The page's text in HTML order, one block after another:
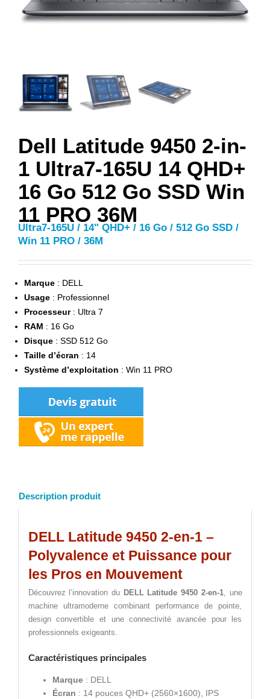
Dell Latitude 9450 2-in-
1 Ultra7-165U 14 QHD+
16 Go 512 Go SSD Win
11 PRO 36M
Ultra7-165U / 14" QHD+ / 16 Go / 512 Go SSD /
Win 11 PRO / 36M
Marque : DELL
Usage : Professionnel
Processeur: Ultra 7
RAM : 16 Go
Disque : SSD 512 Go
Taille d’écran : 14
Système d’exploitation : Win 11 PRO
Description produit
DELL Latitude 9450 2-en-1 –
Polyvalence et Puissance pour
les Pros en Mouvement
Découvrez l’innovation du DELL Latitude 9450 2-en-1, une
machine ultramoderne combinant performance de pointe,
design convertible et une connectivité avancée pour les
professionnels exigeants.
Caractéristiques principales
Marque: DELL
Écran : 14 pouces QHD+ (2560×1600), IPS